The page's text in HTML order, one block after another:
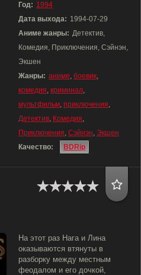
Год: 1994
Дата выхода: 1994-07-29
Аниме жанры: Детектив,
Комедия, Приключения, Сэйнэн,
Экшен
Жанры: аниме, боевик,
комедия, криминал,
мультфильм, приключения,
Детектив, Комедия,
Приключения, Сэйнэн, Экшен
Качество:
BDRip
На этот раз Нага и Лина
оказываются втянуты в
разборку между местным
феодалом и его дочкой,